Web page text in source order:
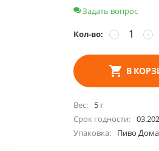
Задать вопрос
Кол-во: +
−
В
Вес
5 г
Срок годности
Упаковка
Пиво Дома